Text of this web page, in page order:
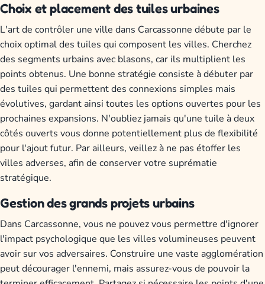
Choix et placement des tuiles urbaines
L'art de contrôler une ville dans Carcassonne débute par le
choix optimal des tuiles qui composent les villes. Cherchez
des segments urbains avec blasons, car ils multiplient les
points obtenus. Une bonne stratégie consiste à débuter par
des tuiles qui permettent des connexions simples mais
évolutives, gardant ainsi toutes les options ouvertes pour les
prochaines expansions. N'oubliez jamais qu'une tuile à deux
côtés ouverts vous donne potentiellement plus de flexibilité
pour l'ajout futur. Par ailleurs, veillez à ne pas étoffer les
villes adverses, afin de conserver votre suprématie
stratégique.
Gestion des grands projets urbains
Dans Carcassonne, vous ne pouvez vous permettre d'ignorer
l'impact psychologique que les villes volumineuses peuvent
avoir sur vos adversaires. Construire une vaste agglomération
peut décourager l'ennemi, mais assurez-vous de pouvoir la